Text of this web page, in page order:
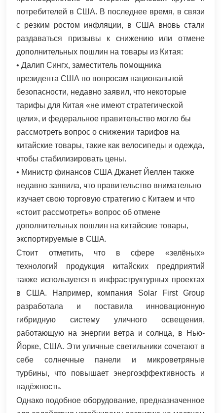
потребителей в США. В последнее время, в связи
с резким ростом инфляции, в США вновь стали
раздаваться призывы к снижению или отмене
дополнительных пошлин на товары из Китая:
• Далип Сингх, заместитель помощника
президента США по вопросам национальной
безопасности, недавно заявил, что некоторые
тарифы для Китая «не имеют стратегической
цели», и федеральное правительство могло бы
рассмотреть вопрос о снижении тарифов на
китайские товары, такие как велосипеды и одежда,
чтобы стабилизировать цены.
• Министр финансов США Джанет Йеллен также
недавно заявила, что правительство внимательно
изучает свою торговую стратегию с Китаем и что
«стоит рассмотреть» вопрос об отмене
дополнительных пошлин на китайские товары,
экспортируемые в США.
Стоит отметить, что в сфере «зелёных»
технологий продукция китайских предприятий
также используется в инфраструктурных проектах
в США. Например, компания Solar First Group
разработала и поставила инновационную
гибридную систему уличного освещения,
работающую на энергии ветра и солнца, в Нью-
Йорке, США. Эти уличные светильники сочетают в
себе солнечные панели и микроветряные
турбины, что повышает энергоэффективность и
надёжность.
Однако подобное оборудование, предназначенное